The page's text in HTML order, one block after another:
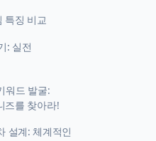
특징 비교
: 실전
워드 발굴:
즈를 찾아라!
설계: 체계적인